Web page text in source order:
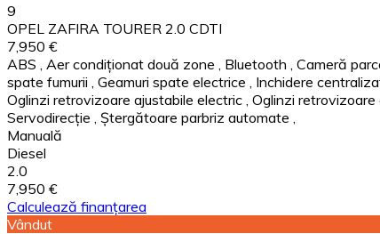
9
OPEL ZAFIRA TOURER 2.0 CDTI
7,950 €
ABS
Aer condiționat două zone Bluetooth Cameră
spate fumurii Geamuri spate electrice Inchidere
Oglinzi retrovizoare ajustabile electric Oglinzi
Servodirecție
Ștergătoare parbriz automate
Manuală
Diesel
2.0
7,950 €
Calculează finanțarea
Vândut